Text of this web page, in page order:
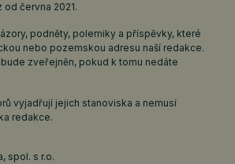
od června 2021.
podněty, polemiky a příspěvky, které
nebo pozemskou adresu naší redakce.
zveřejněn, pokud k tomu nedáte
vyjadřují jejich stanoviska a nemusí
redakce.
spol. s r.o.